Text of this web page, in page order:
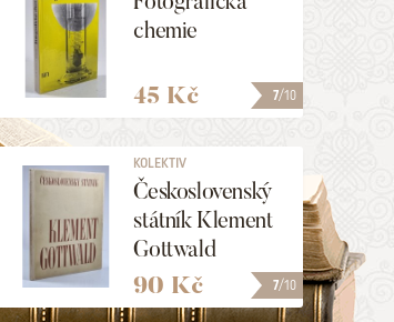
7/10
chemie
45 Kč
7/10
KOLEKTIV
Československý
státník Klement
Gottwald
90 Kč